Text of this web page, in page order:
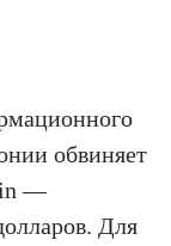
обвиняет
—
Для